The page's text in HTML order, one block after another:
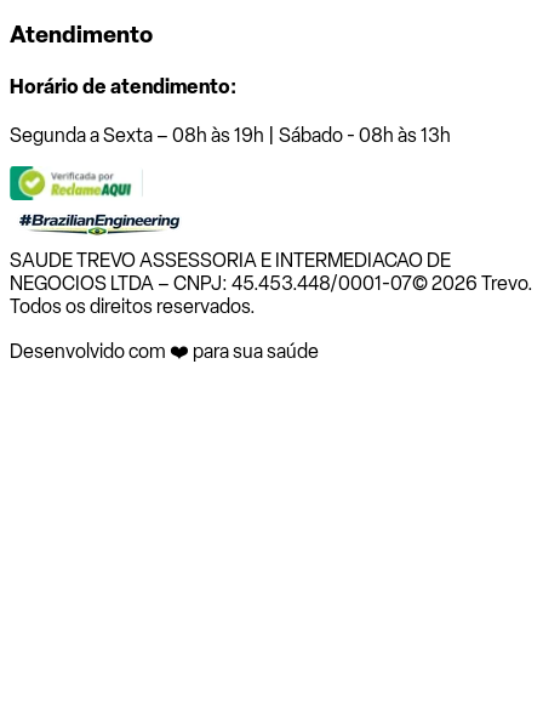
Atendimento
Horário de atendimento:
Segunda a Sexta – 08h às 19h | Sábado - 08h às 13h
SAUDE TREVO ASSESSORIA E INTERMEDIACAO DE
NEGOCIOS LTDA – CNPJ: 45.453.448/0001-07© 2026 Trevo.
Todos os direitos reservados.
Desenvolvido com ❤️ para sua saúde